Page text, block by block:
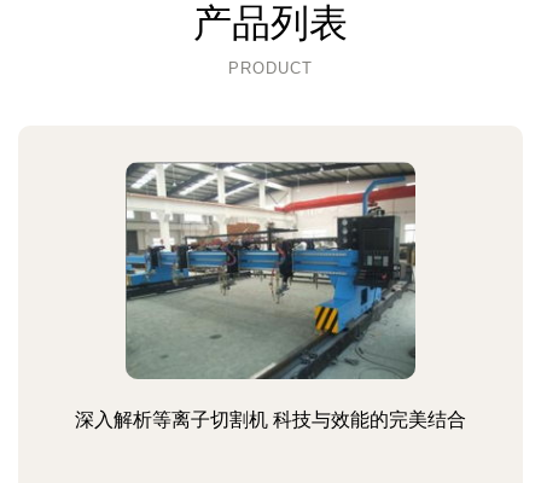
产品列表
PRODUCT
深入解析等离子切割机 科技与效能的完美结合